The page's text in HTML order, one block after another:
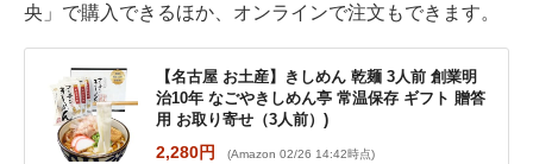
央」で購入できるほか、オンラインで注文もできます。
【名古屋 お土産】きしめん 乾麺 3人前 創業明
治10年 なごやきしめん亭 常温保存 ギフト 贈答
用 お取り寄せ（3人前）)
2,280円 (Amazon 02/26 14:42時点)